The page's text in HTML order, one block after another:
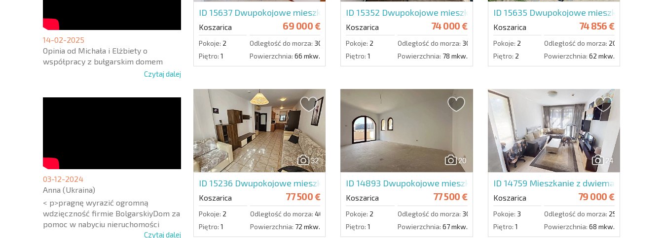
14-02-2025
Opinia od Michała i Elżbiety o
współpracy z bułgarskim domem
Czytaj dalej
03-12-2024
Anna (Ukraina)
< p>pragnę wyrazić ogromną
wdzięczność firmie BolgarskiyDom za
pomoc w nabyciu nieruchomości
Czytaj dalej
ID 15637 Dwupokojowe mieszkanie w Bay View Villas
Koszarica 69 000 €
Pokoje: 2 Odległość do morza: 3000 m.
Piętro: 1 Powierzchnia: 66 mkw.
ID 15352 Dwupokojowe mieszkanie w Bay View Villas
Koszarica 74 000 €
Pokoje: 2 Odległość do morza: 3000 m.
Piętro: 1 Powierzchnia: 78 mkw.
ID 15635 Dwupokojowe mieszkanie w
Koszarica 74 856 €
Pokoje: 2 Odległość do morza: 2000 m.
Piętro: 2 Powierzchnia: 62 mkw.
32
ID 15236 Dwupokojowe mieszkanie w Bay View Villas
Koszarica 77 500 €
Pokoje: 2 Odległość do morza: 4000 m.
Piętro: 1 Powierzchnia: 72 mkw.
20
ID 14893 Dwupokojowe mieszkanie w Grand Village
Koszarica 77 500 €
Pokoje: 2 Odległość do morza: 3000 m.
Piętro: 1 Powierzchnia: 67 mkw.
24
ID 14759 Mieszkanie z dwiema
Koszarica 79 000 €
Pokoje: 3 Odległość do morza: 2500 m.
Piętro: 1 Powierzchnia: 68 mkw.